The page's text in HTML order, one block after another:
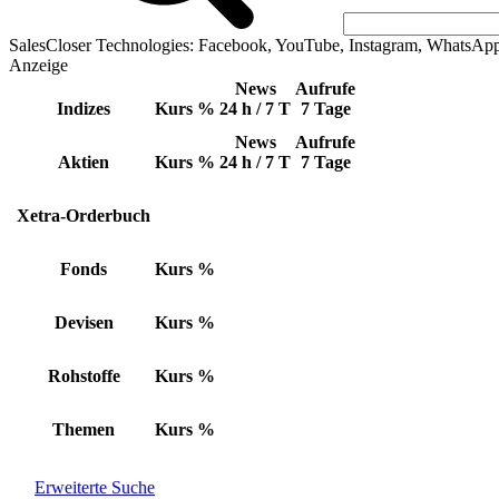
SalesCloser Technologies: Facebook, YouTube, Instagram,
Anzeige
Indizes Kurs %
News
24 h / 7 T
Aufrufe
7 Tage
Aktien Kurs %
News
24 h / 7 T
Aufrufe
7 Tage
Xetra-Orderbuch
Fonds Kurs %
Devisen Kurs %
Rohstoffe Kurs %
Themen Kurs %
Erweiterte Suche